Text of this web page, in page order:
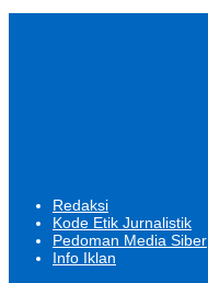
Redaksi
Kode Etik Jurnalistik
Pedoman Media Siber
Info Iklan